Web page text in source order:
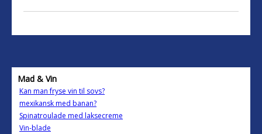
Mad & Vin
Kan man fryse vin til sovs?
mexikansk med banan?
Spinatroulade med laksecreme
Vin-blade